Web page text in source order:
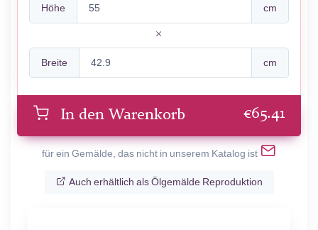
Höhe cm
Breite cm
In den Warenkorb €65.41
für ein Gemälde, das nicht in unserem Katalog ist
Auch erhältlich als Ölgemälde Reproduktion